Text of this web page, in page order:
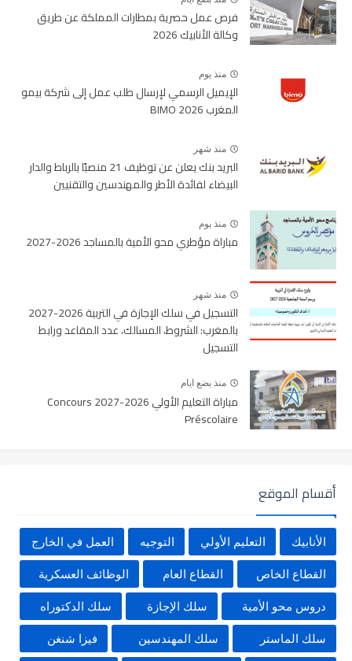
فرص عمل حصرية بمطارات المملكة عن طريق
وكالة الأنابيك 2026
منذ يوم
الإيميل الرسمي لإرسال طلب عمل إلى شركة بيمو
المغرب BIMO 2026
منذ شهر
البريد بنك يعلن عن توظيف 21 منصبًا بالرباط والدار
البيضاء لفائدة الأطر والمهندسين والتقنيين
منذ يوم
مباراة مؤطري محو الأمية بالمساجد 2026-2027
منذ شهر
التسجيل في سلك الإجازة في التربية 2026-2027
بالمغرب: الشروط، المسالك، عدد المقاعد ورابط
التسجيل
منذ بضع ايام
مباراة التعليم الأولي 2026-2027 Concours
Préscolaire
أقسام الموقع
الأنابيك التعليم الأولي التوجيه العمل في الخارج
القطاع الخاص القطاع العام الوظائف العسكرية
دروس محو الأمية سلك الإجازة سلك الدكتوراه
سلك الماستر سلك المهندسين فيزا شنغن